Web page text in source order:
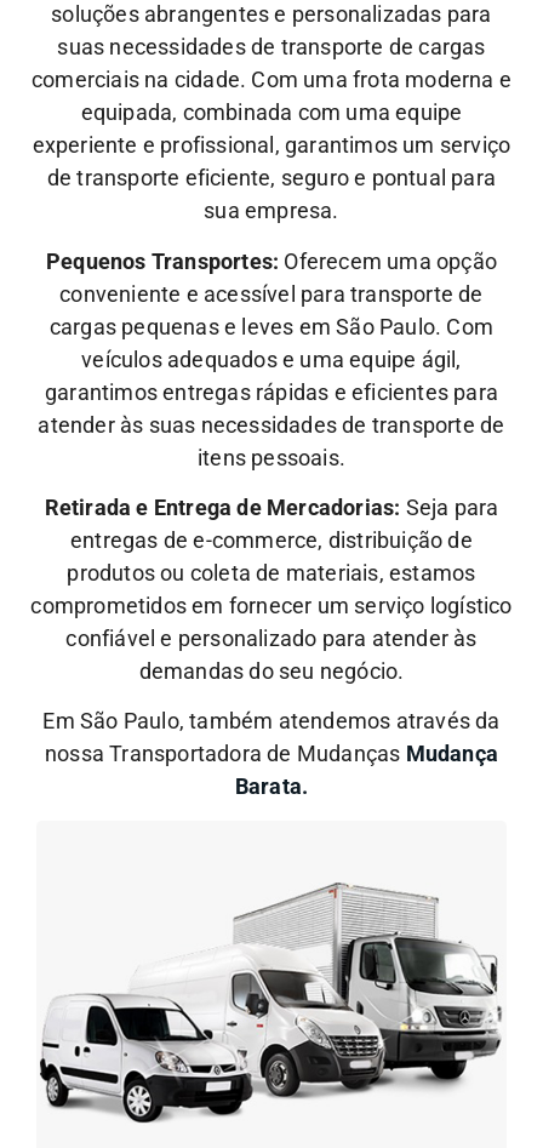
soluções abrangentes e personalizadas para
suas necessidades de transporte de cargas
comerciais na cidade. Com uma frota moderna e
equipada, combinada com uma equipe
experiente e profissional, garantimos um serviço
de transporte eficiente, seguro e pontual para
sua empresa.
Pequenos Transportes: Oferecem uma opção
conveniente e acessível para transporte de
cargas pequenas e leves em São Paulo. Com
veículos adequados e uma equipe ágil,
garantimos entregas rápidas e eficientes para
atender às suas necessidades de transporte de
itens pessoais.
Retirada e Entrega de Mercadorias: Seja para
entregas de e-commerce, distribuição de
produtos ou coleta de materiais, estamos
comprometidos em fornecer um serviço logístico
confiável e personalizado para atender às
demandas do seu negócio.
Em São Paulo, também atendemos através da
nossa Transportadora de Mudanças Mudança
Barata.